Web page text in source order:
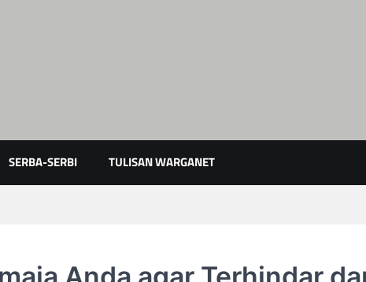
SERBA-SERBI TULISAN WARGANET